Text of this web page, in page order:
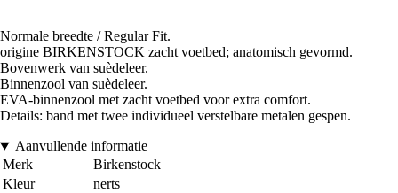
Normale breedte / Regular Fit.
origine BIRKENSTOCK zacht voetbed; anatomisch gevormd.
Bovenwerk van suèdeleer.
Binnenzool van suèdeleer.
EVA-binnenzool met zacht voetbed voor extra comfort.
Details: band met twee individueel verstelbare metalen gespen.
Aanvullende informatie
Merk
Birkenstock
Kleur
nerts